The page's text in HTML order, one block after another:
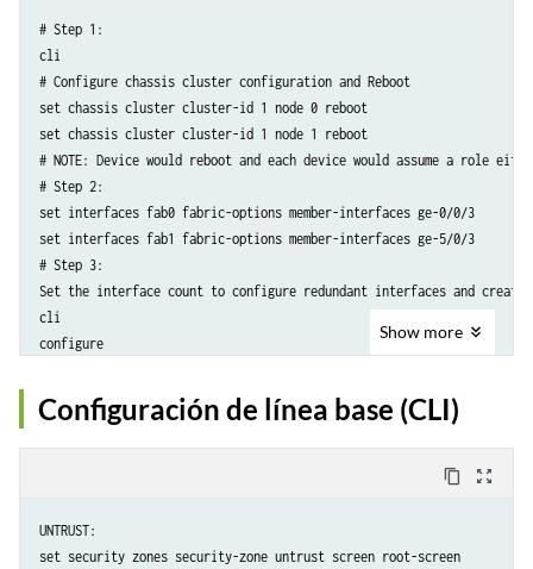
# Step 1:
cli
# Configure chassis cluster configuration and Reboot
set chassis cluster cluster-id 1 node 0 reboot
set chassis cluster cluster-id 1 node 1 reboot
# NOTE: Device would reboot and each device would assume a role
# Step 2:
set interfaces fab0 fabric-options member-interfaces ge-0/0/3
set interfaces fab1 fabric-options member-interfaces ge-5/0/3
# Step 3:
Set the interface count to configure redundant interfaces and create
cli
configure
set interfaces reth0 redundant-ether-options redundancy-group 1
set interfaces reth1 redundant-ether-options redundancy-group 1
set interfaces reth2 redundant-ether-options redundancy-group 1
set interfaces reth3 redundant-ether-options redundancy-group 1
# Node 0 configuration
set interfaces ge-0/0/0 gigether-options redundant-parent reth0
Show more
Configuración de línea base (CLI)
content_copy zoom_out_map
UNTRUST:
set security zones security-zone untrust screen root-screen